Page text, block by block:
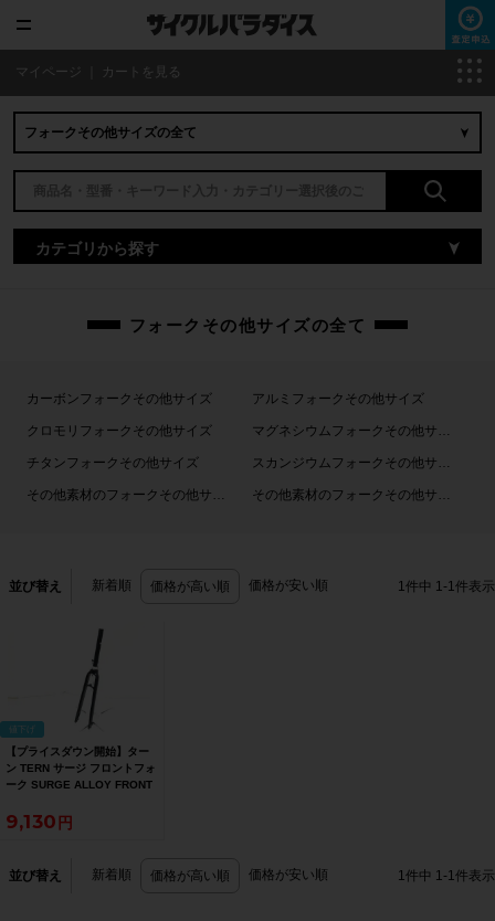
マイページ カートを見る
カテゴリから探す
フォークその他サイズの全て
カーボンフォークその他サイズ アルミフォークその他サイズ
クロモリフォークその他サイズ マグネシウムフォークその他サイズ
チタンフォークその他サイズ スカンジウムフォークその他サイズ
その他素材のフォークその他サイズ その他素材のフォークその他サイズ2
並び替え 新着順 価格が高い順 価格が安い順 1件中 1-1件表示
値下げ
【プライスダウン開始】ター
ン TERN サージ フロントフォ
ーク SURGE ALLOY FRONT
9,130
並び替え 新着順 価格が高い順 価格が安い順 1件中 1-1件表示